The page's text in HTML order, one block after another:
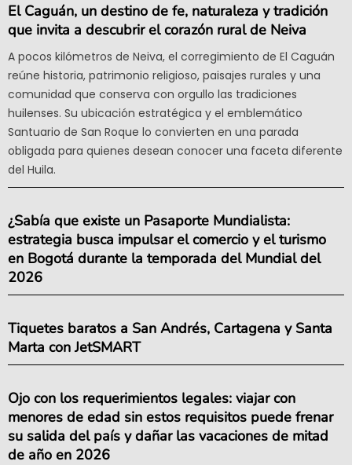
El Caguán, un destino de fe, naturaleza y tradición
que invita a descubrir el corazón rural de Neiva
A pocos kilómetros de Neiva, el corregimiento de El Caguán
reúne historia, patrimonio religioso, paisajes rurales y una
comunidad que conserva con orgullo las tradiciones
huilenses. Su ubicación estratégica y el emblemático
Santuario de San Roque lo convierten en una parada
obligada para quienes desean conocer una faceta diferente
del Huila.
¿Sabía que existe un Pasaporte Mundialista:
estrategia busca impulsar el comercio y el turismo
en Bogotá durante la temporada del Mundial del
2026
Tiquetes baratos a San Andrés, Cartagena y Santa
Marta con JetSMART
Ojo con los requerimientos legales: viajar con
menores de edad sin estos requisitos puede frenar
su salida del país y dañar las vacaciones de mitad
de año en 2026